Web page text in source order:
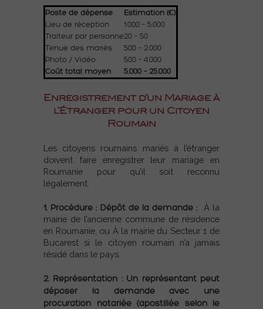
Poste de dépense
Estimation (€)
Lieu de réception
1.000 – 5.000
Traiteur par personne20 – 50
Tenue des mariés
500 – 2.000
Photo / Vidéo
500 – 4.000
Coût total moyen
5.000 – 25.000
Enregistrement d’un Mariage à
l’Étranger pour un Citoyen
Roumain
Les citoyens roumains mariés à l’étranger
doivent faire enregistrer leur mariage en
Roumanie pour qu’il soit reconnu
légalement.
1. Procédure : Dépôt de la demande :
À la
mairie de l’ancienne commune de résidence
en Roumanie, ou À la mairie du Secteur 1 de
Bucarest si le citoyen roumain n’a jamais
résidé dans le pays.
2. Représentation : Un représentant peut
déposer la demande avec une
procuration notariée (apostillée selon le